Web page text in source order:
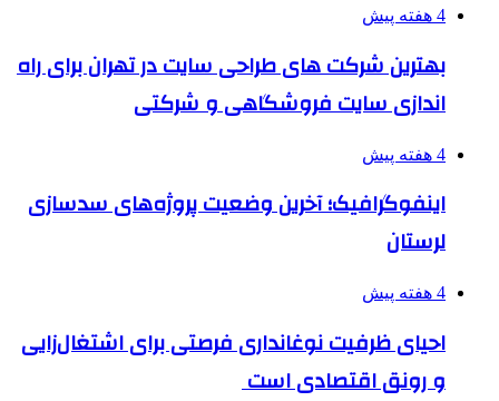
4 هفته پیش
بهترین شرکت های طراحی سایت در تهران برای راه
اندازی سایت فروشگاهی و شرکتی
4 هفته پیش
اینفوگرافیک؛ آخرین وضعیت پروژه‌های سدسازی
لرستان
4 هفته پیش
احیای ظرفیت نوغانداری فرصتی برای اشتغال‌زایی
و رونق اقتصادی است